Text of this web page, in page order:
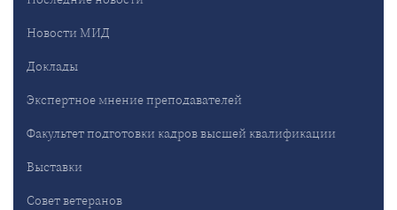
Новости МИД
Доклады
Экспертное мнение преподавателей
Факультет подготовки кадров высшей квалификации
Выставки
Совет ветеранов